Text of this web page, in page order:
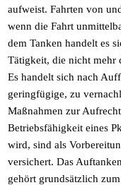
aufweist. Fahrten von
wenn die Fahrt
dem Tanken handelt es
Tätigkeit, die nicht mehr
Es handelt sich nach
geringfügige, zu
Maßnahmen zur
Betriebsfähigkeit eines
wird, sind als
versichert. Das
gehört grundsätzlich